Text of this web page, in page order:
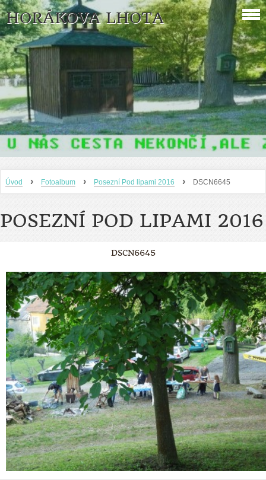
HORÁKOVA LHOTA
Úvod › Fotoalbum › Posezní Pod lipami 2016 › DSCN6645
POSEZNÍ POD LIPAMI 2016
DSCN6645